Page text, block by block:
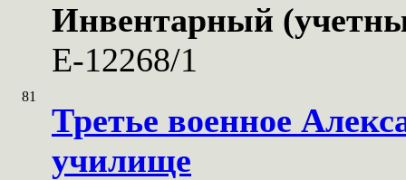
Инвентарный
Е-12268/1
81
Третье военное
училище